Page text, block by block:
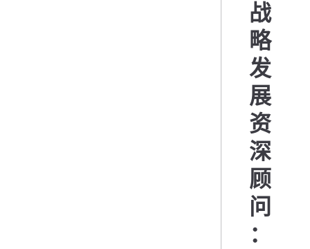
战
略
发
展
资
深
顾
问
：